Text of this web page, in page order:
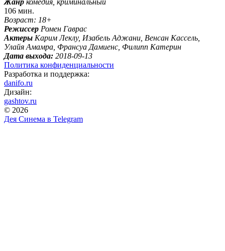
106 мин.
Возраст: 18+
Режиссер Ромен Гаврас
Актеры Карим Леклу, Изабель Аджани, Венсан Кассель,
Улайя Амамра, Франсуа Дамиенс, Филипп Катерин
Дата выхода: 2018-09-13
Политика конфиденциальности
Разработка и поддержка:
danifo.ru
Дизайн:
gashtov.ru
© 2026
Дея Синема в Telegram